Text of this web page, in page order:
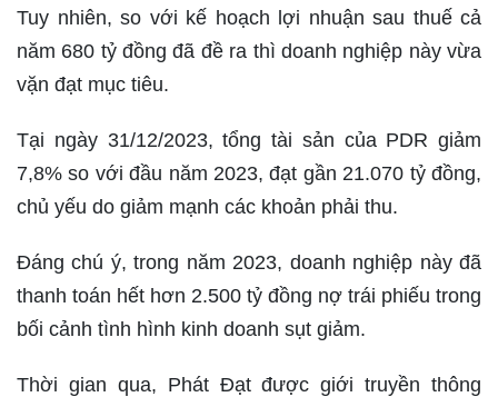
Tuy nhiên, so với kế hoạch lợi nhuận sau thuế cả
năm 680 tỷ đồng đã đề ra thì doanh nghiệp này vừa
vặn đạt mục tiêu.
Tại ngày 31/12/2023, tổng tài sản của PDR giảm
7,8% so với đầu năm 2023, đạt gần 21.070 tỷ đồng,
chủ yếu do giảm mạnh các khoản phải thu.
Đáng chú ý, trong năm 2023, doanh nghiệp này đã
thanh toán hết hơn 2.500 tỷ đồng nợ trái phiếu trong
bối cảnh tình hình kinh doanh sụt giảm.
Thời gian qua, Phát Đạt được giới truyền thông